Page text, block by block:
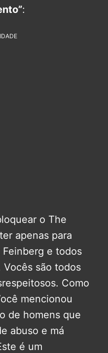
:
o The
apenas para
e todos
são todos
Como
mencionou
de homens que
abuso e má
é um